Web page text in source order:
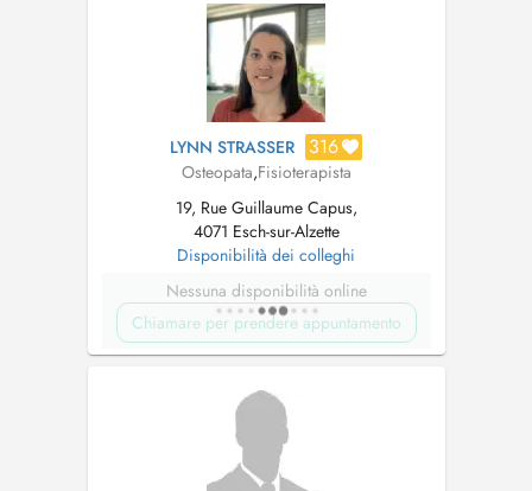
LYNN STRASSER 316
Osteopata,Fisioterapista
19, Rue Guillaume Capus,
4071 Esch-sur-Alzette
Disponibilità dei colleghi
Nessuna disponibilità online
Chiamare per prendere appuntamento